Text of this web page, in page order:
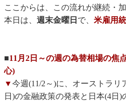
ここからは、この流れが継続・
本日は、 週末金曜日 で、 米雇用
■11月2日～の週の為替相場の焦
心)
▼今週(11/2～)に、オーストラリ
日)の金融政策の発表と日本(4日)